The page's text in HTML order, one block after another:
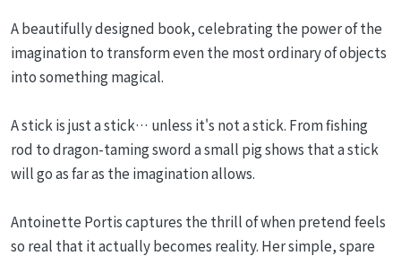
A beautifully designed book, celebrating the power of the
imagination to transform even the most ordinary of objects
into something magical.
A stick is just a stick… unless it's not a stick. From fishing
rod to dragon-taming sword a small pig shows that a stick
will go as far as the imagination allows.
Antoinette Portis captures the thrill of when pretend feels
so real that it actually becomes reality. Her simple, spare